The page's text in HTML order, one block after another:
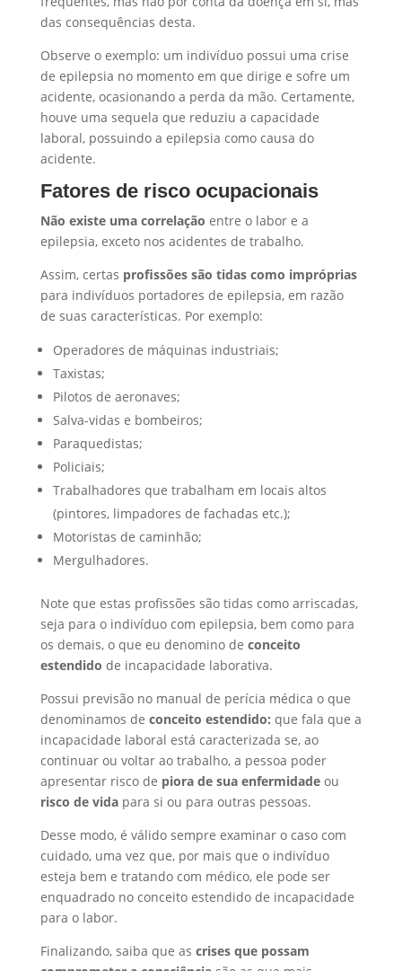
das consequências desta.
Observe o exemplo: um indivíduo possui uma crise
de epilepsia no momento em que dirige e sofre um
acidente, ocasionando a perda da mão. Certamente,
houve uma sequela que reduziu a capacidade
laboral, possuindo a epilepsia como causa do
acidente.
Fatores de risco ocupacionais
Não existe uma correlação entre o labor e a
epilepsia, exceto nos acidentes de trabalho.
Assim, certas profissões são tidas como impróprias
para indivíduos portadores de epilepsia, em razão
de suas características. Por exemplo:
Operadores de máquinas industriais;
Taxistas;
Pilotos de aeronaves;
Salva-vidas e bombeiros;
Paraquedistas;
Policiais;
Trabalhadores que trabalham em locais altos
(pintores, limpadores de fachadas etc.);
Motoristas de caminhão;
Mergulhadores.
Note que estas profissões são tidas como arriscadas,
seja para o indivíduo com epilepsia, bem como para
os demais, o que eu denomino de conceito
estendido de incapacidade laborativa.
Possui previsão no manual de perícia médica o que
denominamos de conceito estendido: que fala que a
incapacidade laboral está caracterizada se, ao
continuar ou voltar ao trabalho, a pessoa poder
apresentar risco de piora de sua enfermidadeou
risco de vidapara si ou para outras pessoas.
Desse modo, é válido sempre examinar o caso com
cuidado, uma vez que, por mais que o indivíduo
esteja bem e tratando com médico, ele pode ser
enquadrado no conceito estendido de incapacidade
para o labor.
Finalizando, saiba que as crises que possam